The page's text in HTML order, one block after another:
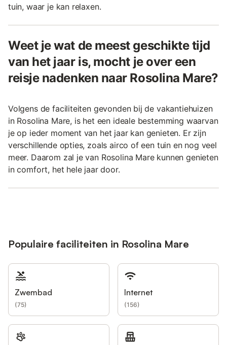
tuin, waar je kan relaxen.
Weet je wat de meest geschikte tijd
van het jaar is, mocht je over een
reisje nadenken naar Rosolina Mare?
Volgens de faciliteiten gevonden bij de vakantiehuizen
in Rosolina Mare, is het een ideale bestemming waarvan
je op ieder moment van het jaar kan genieten. Er zijn
verschillende opties, zoals airco of een tuin en nog veel
meer. Daarom zal je van Rosolina Mare kunnen genieten
in comfort, het hele jaar door.
Populaire faciliteiten in Rosolina Mare
Zwembad
(75)
Internet
(156)